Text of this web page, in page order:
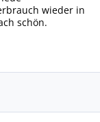
wieder in
schön.